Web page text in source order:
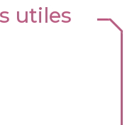
utiles